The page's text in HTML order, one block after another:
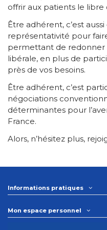
offrir aux patients le libre
Être adhérent, c’est
représentativité pour
permettant de redonner
libérale, en plus de
près de vos besoins.
Être adhérent, c’est
négociations
déterminantes pour
France.
Alors, n’hésitez plus,
Informations pratiques
Mon espace personnel